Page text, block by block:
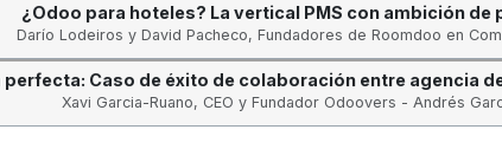
¿Odoo para hoteles? La vertical PMS con ambición
Darío Lodeiros y David Pacheco, Fundadores de Roomdoo en
perfecta: Caso de éxito de colaboración entre agencia
Xavi Garcia-Ruano, CEO y Fundador Odoovers - Andrés